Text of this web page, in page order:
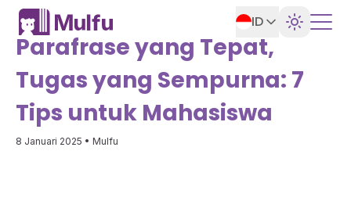
ID
Parafrase yang Tepat,
Tugas yang Sempurna: 7
Tips untuk Mahasiswa
8 Januari 2025 • Mulfu